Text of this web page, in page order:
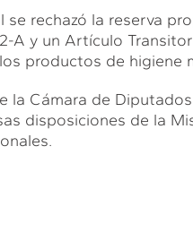
rechazó la reserva
A y un Artículo
productos de higiene
la Cámara de
disposiciones de la